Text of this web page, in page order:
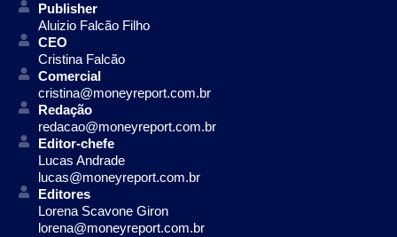
Publisher
Aluizio Falcão Filho
CEO
Cristina Falcão
Comercial
cristina@moneyreport.com.br
Redação
redacao@moneyreport.com.br
Editor-chefe
Lucas Andrade
lucas@moneyreport.com.br
Editores
Lorena Scavone Giron
lorena@moneyreport.com.br